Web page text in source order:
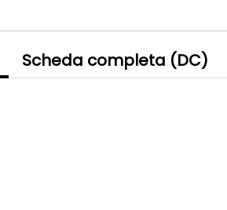
Scheda completa (DC)